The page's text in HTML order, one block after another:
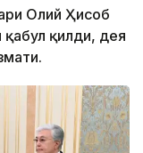
Олий Ҳисоб
қилди, дея